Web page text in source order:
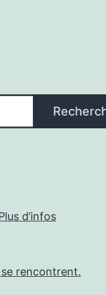
d’infos
rencontrent.